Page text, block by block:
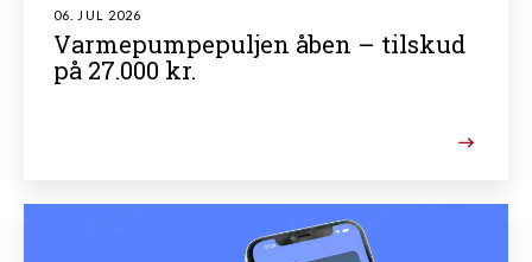
06. JUL 2026
Varmepumpepuljen åben – tilskud
på 27.000 kr.